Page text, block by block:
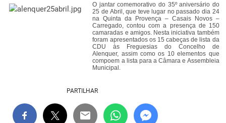
O jantar comemorativo do 35º aniversário do
25 de Abril, que teve lugar no passado dia 24
na Quinta da Provença – Casais Novos –
Carregado, contou com a presença de 150
camaradas e amigos. Nesta iniciativa também
foram apresentados os 15 cabeças de lista da
CDU às Freguesias do Concelho de
Alenquer, assim como os 10 elementos que
compoem a lista para a Câmara e Assembleia
Municipal.
PARTILHAR